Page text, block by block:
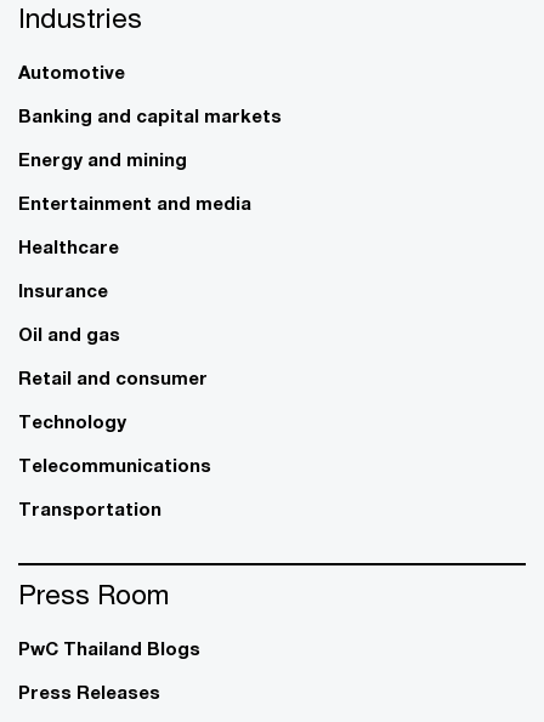
Industries
Automotive
Banking and capital markets
Energy and mining
Entertainment and media
Healthcare
Insurance
Oil and gas
Retail and consumer
Technology
Telecommunications
Transportation
Press Room
PwC Thailand Blogs
Press Releases